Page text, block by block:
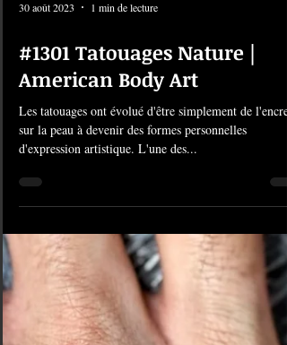
30 août 2023 1 min de lecture
#1301 Tatouages Nature |
American Body Art
Les tatouages ont évolué d'être simplement de l'encre
d'expression artistique. L'une des...